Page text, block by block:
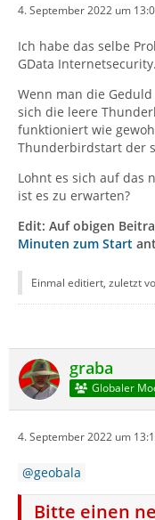
4. September 2022 um
Ich habe das selbe
GData Internetsecurity.
Wenn man die
sich die leere
funktioniert wie
Thunderbirdstart der
Lohnt es sich auf das
ist es zu erwarten?
Edit: Auf obigen
Minuten zum Start
Einmal editiert, zuletzt
graba
Globaler
4. September 2022 um
geobala
Bitte einen